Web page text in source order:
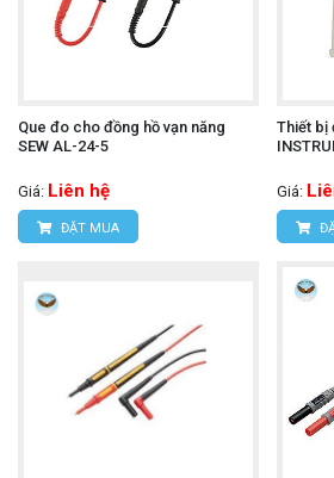
Que đo cho đồng hồ vạn năng
SEW AL-24-5
Giá: Liên hệ
ĐẶT MUA
Thiết bị
Giá: